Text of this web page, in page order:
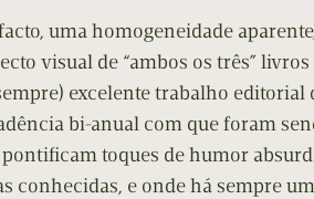
uma homogeneidade
visual de “ambos os três”
excelente trabalho editorial
bi-anual com que foram
toques de humor
conhecidas, e onde há sempre